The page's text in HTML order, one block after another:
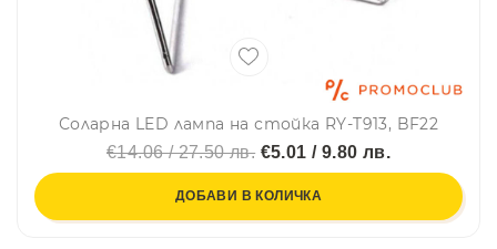
Соларна LED лампа на стойка RY-T913, BF22
€14.06 / 27.50 лв. €5.01 / 9.80 лв.
ДОБАВИ В КОЛИЧКА